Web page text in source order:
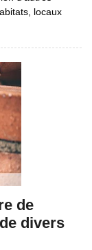
locaux
de
divers